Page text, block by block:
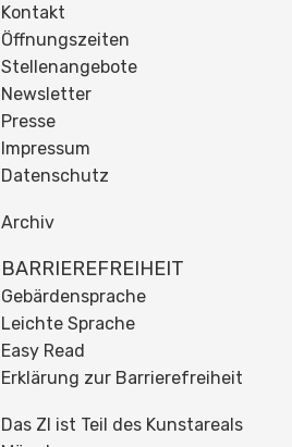
Kontakt
Öffnungszeiten
Stellenangebote
Newsletter
Presse
Impressum
Datenschutz
Archiv
BARRIEREFREIHEIT
Gebärdensprache
Leichte Sprache
Easy Read
Erklärung zur Barrierefreiheit
Das ZI ist Teil des Kunstareals